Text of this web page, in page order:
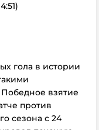
гола в истории
взятие
против
сезона с 24